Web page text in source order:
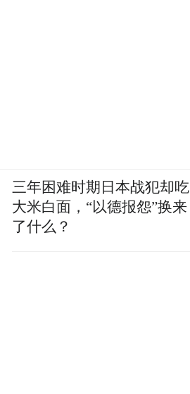
三年困难时期日本战犯却吃
大米白面，“以德报怨”换来
了什么？